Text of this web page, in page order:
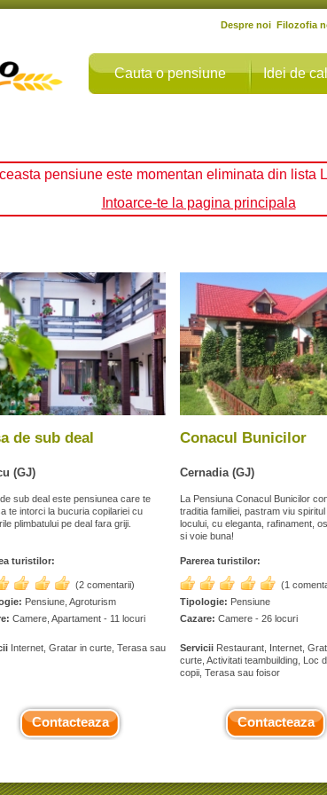
Cauta o pensiune Idei de
Despre noi Filozofia
pensiune este momentan eliminata din lista
Intoarce-te la pagina principala
de sub deal
(GJ)
sub deal este pensiunea care te
te intorci la bucuria copilariei cu
plimbatului pe deal fara griji.
turistilor:
(2 comentarii)
Pensiune, Agroturism
Camere, Apartament - 11 locuri
Internet, Gratar in curte, Terasa sau
Contacteaza
Conacul Bunicilor
Cernadia (GJ)
La Pensiuna Conacul Bunicilor
traditia familiei, pastram viu spiritul
locului, cu eleganta, rafinament,
si voie buna!
Parerea turistilor:
(1
Tipologie: Pensiune
Cazare: Camere - 26 locuri
Servicii Restaurant, Internet,
curte, Activitati teambuilding, Loc
copii, Terasa sau foisor
Contacteaza